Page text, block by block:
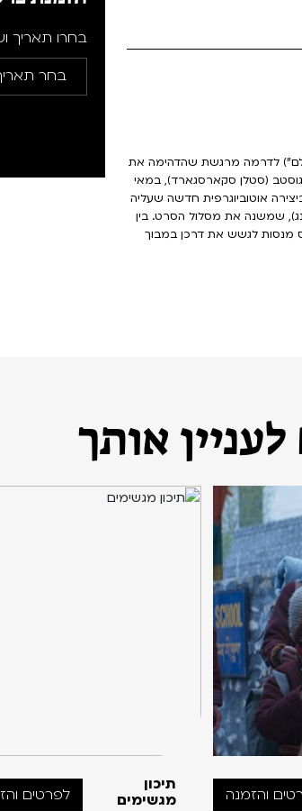
לדרמה מרגשת שהדהימה את
(סטלן סקארסגארד), במאי
אוטוביוגרפית חדשה שעליה
שמשנה את מסלול הסרט. בין
מנסות לגשש את דרכן במבוך
בחרו תאריך
אותך
והזמנה
תיכון
מגשימים
לפרטים